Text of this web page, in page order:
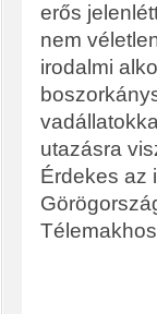
erős
nem
irodalmi
utazásra
Érdekes az